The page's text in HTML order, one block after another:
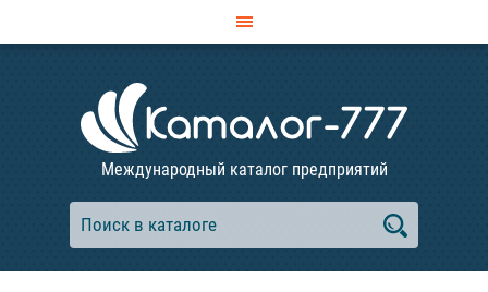
Международный каталог предприятий